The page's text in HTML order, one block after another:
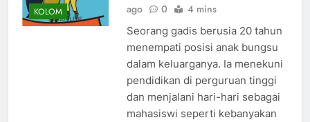
KOLOM
ago
0 4 mins
Seorang gadis berusia 20 tahun
menempati posisi anak bungsu
dalam keluarganya. Ia menekuni
pendidikan di perguruan tinggi
dan menjalani hari-hari sebagai
mahasiswi seperti kebanyakan